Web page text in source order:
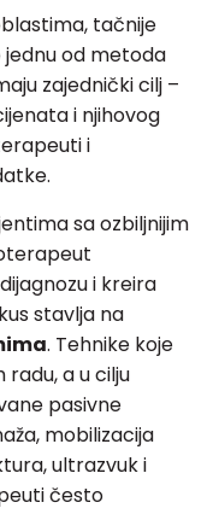
tačnije
od metoda
zajednički cilj –
i njihovog
i
sa ozbiljnijim
i kreira
stavlja na
. Tehnike koje
a u cilju
pasivne
mobilizacija
ultrazvuk i
često